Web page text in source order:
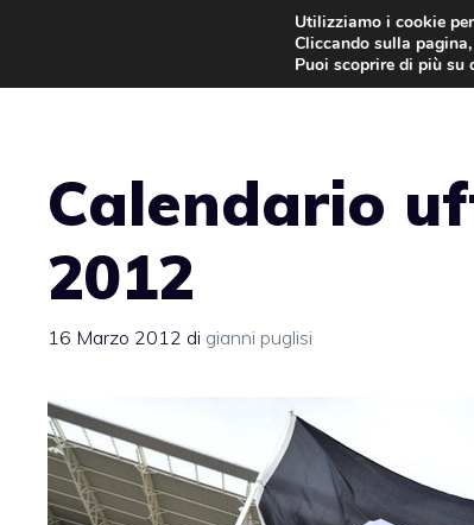
contenuto
Calendario
2012
16 Marzo 2012 di gianni puglisi
Utilizziamo i cookie
Cliccando sulla
Puoi scoprire di più